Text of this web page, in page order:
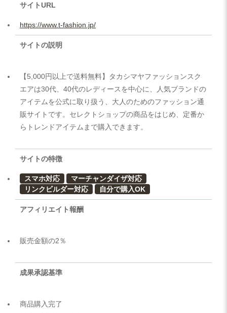
サイトURL
https://www.t-fashion.jp/
サイトの説明
【5,000円以上で送料無料】タカシマヤファッションスク
エアは30代、40代のレディースを中心に、人気ブランドの
アイテムを公式に取り扱う、大人のためのファッション通
販サイトです。セレクトショップの商品をはじめ、定番か
らトレンドアイテムまで購入できます。
サイトの特徴
スマホ対応
マーチャンダイザ対応
リンクビルダー対応
自分で購入OK
アフィリエイト報酬
販売金額の2％
成果承認基準
商品購入完了